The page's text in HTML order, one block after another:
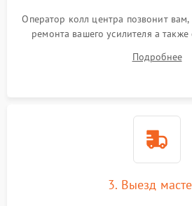
Оператор колл центра позвонит
ремонта вашего усилителя а
Подробнее
3. Выезд